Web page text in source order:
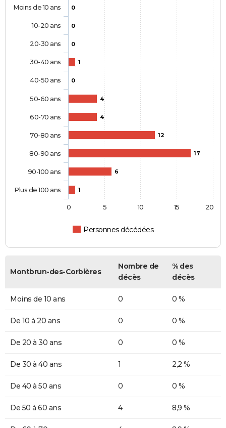
0
0
0
1
0
4
4
12
17
6
1
Personnes décédées
Moins de 10 ans
10-20 ans
20-30 ans
30-40 ans
40-50 ans
50-60 ans
60-70 ans
70-80 ans
80-90 ans
90-100 ans
Plus de 100 ans
0 5 10 15 20
Montbrun-des-Corbières
Nombre de
décès
% des
décès
Moins de 10 ans 0 0 %
De 10 à 20 ans 0 0 %
De 20 à 30 ans 0 0 %
De 30 à 40 ans 1 2,2 %
De 40 à 50 ans 0 0 %
De 50 à 60 ans 4 8,9 %